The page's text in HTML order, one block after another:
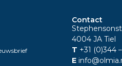
Contact
4004 JA Tiel
T +31 (0)344
E